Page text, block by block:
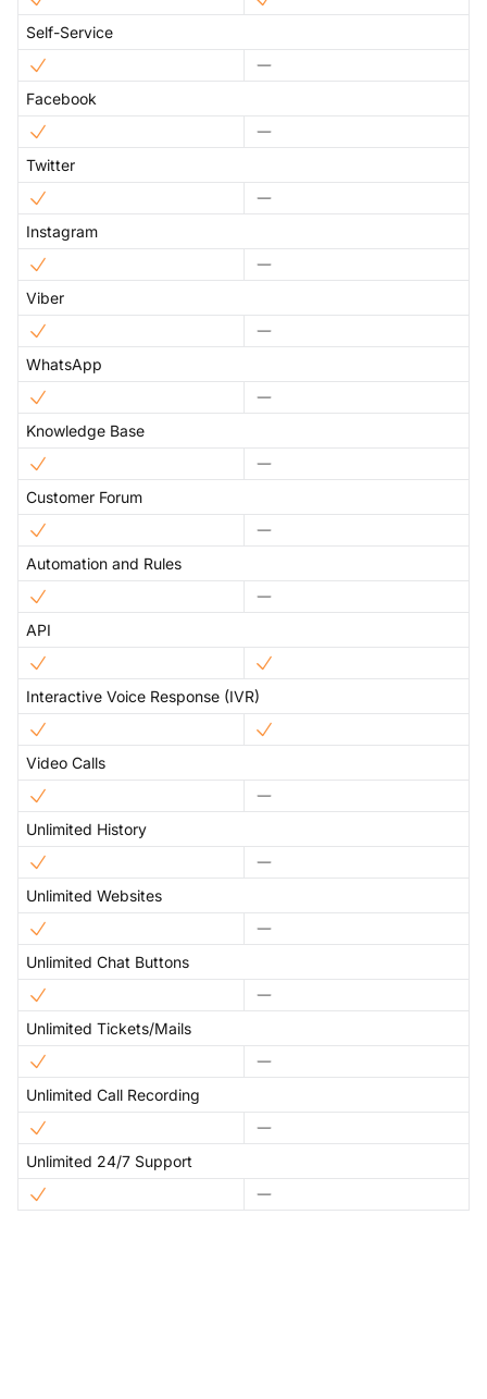
Self-Service
Facebook
Twitter
Instagram
Viber
WhatsApp
Knowledge Base
Customer Forum
Automation and Rules
API
Interactive Voice Response (IVR)
Video Calls
Unlimited History
Unlimited Websites
Unlimited Chat Buttons
Unlimited Tickets/Mails
Unlimited Call Recording
Unlimited 24/7 Support